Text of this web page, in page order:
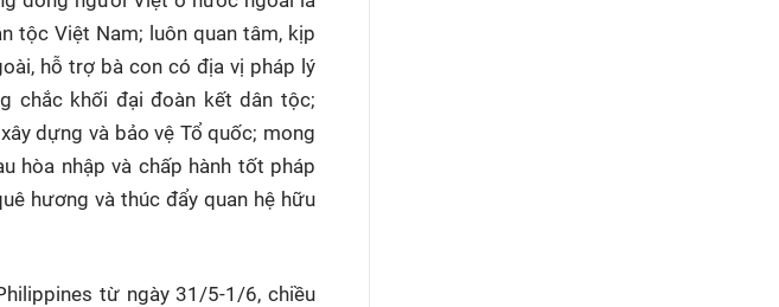
tộc Việt Nam; luôn quan tâm, kịp
hỗ trợ bà con có địa vị pháp lý
chắc khối đại đoàn kết dân tộc;
dựng và bảo vệ Tổ quốc; mong
hòa nhập và chấp hành tốt pháp
hương và thúc đẩy quan hệ hữu
từ ngày 31/5-1/6, chiều